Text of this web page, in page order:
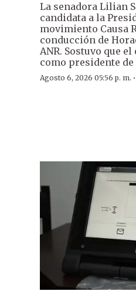
La senadora Lilian
candidata a la
movimiento Causa
conducción de
ANR. Sostuvo que
como presidente
Agosto 6, 2026 05:56 p. m. ·